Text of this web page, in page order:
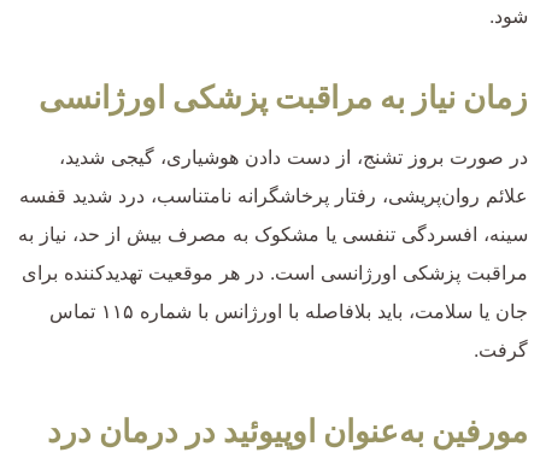
شود.
زمان نیاز به مراقبت پزشکی اورژانسی
در صورت بروز تشنج، از دست دادن هوشیاری، گیجی شدید،
علائم روان‌پریشی، رفتار پرخاشگرانه نامتناسب، درد شدید قفسه
سینه، افسردگی تنفسی یا مشکوک به مصرف بیش از حد، نیاز به
مراقبت پزشکی اورژانسی است. در هر موقعیت تهدیدکننده برای
جان یا سلامت، باید بلافاصله با اورژانس با شماره ۱۱۵ تماس
گرفت.
مورفین به‌عنوان اوپیوئید در درمان درد